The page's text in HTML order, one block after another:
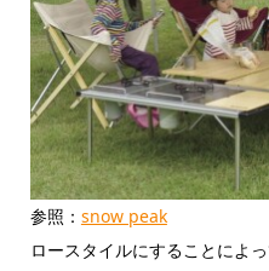
参照： snow peak
ロースタイルにすることによ